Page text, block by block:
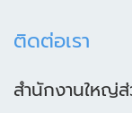
ติดต่อเรา
สำนักงานใหญ่